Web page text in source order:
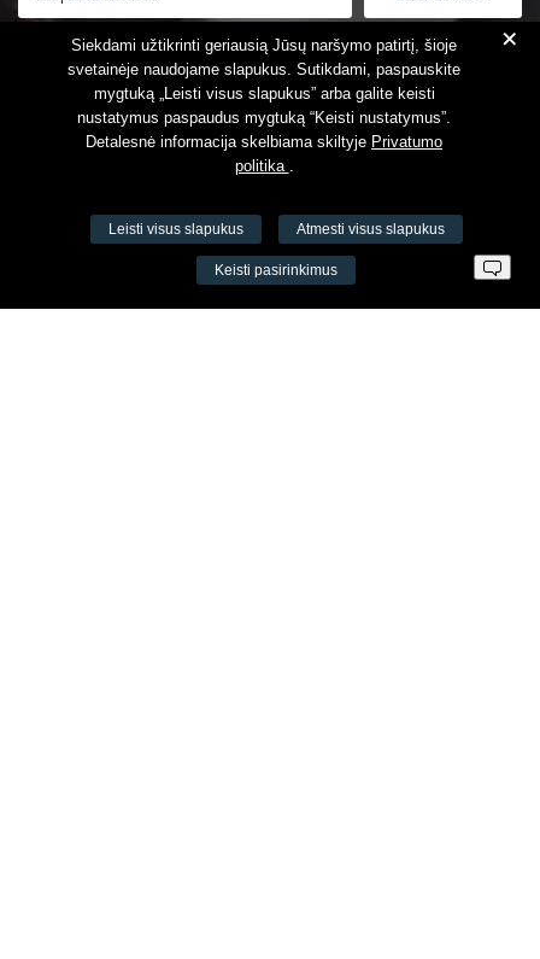
Susipažinau suPrivatumo politika
VŠĮ Fitneso mokymo centras AEROMIX
+
Siekdami užtikrinti geriausią Jūsų naršymo patirtį, šioje
svetainėje naudojame slapukus. Sutikdami, paspauskite
mygtuką „Leisti visus slapukus” arba galite keisti
nustatymus paspaudus mygtuką “Keisti nustatymus”.
Detalesnė informacija skelbiama skiltyje Privatumo
politika .
Leisti visus slapukus Atmesti visus slapukus
Keisti pasirinkimus